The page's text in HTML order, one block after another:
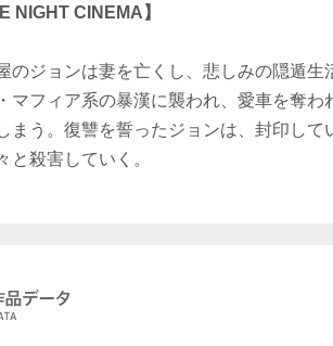
NIGHT CINEMA】
のジョンは妻を亡くし、悲しみの隠遁生
マフィア系の暴漢に襲われ、愛車を奪
まう。復讐を誓ったジョンは、封印して
と殺害していく。